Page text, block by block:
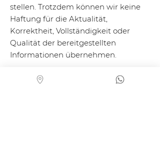
stellen. Trotzdem können wir keine
Haftung für die Aktualität,
Korrektheit, Vollständigkeit oder
Qualität der bereitgestellten
Informationen übernehmen.
Wir behalten uns das Recht vor, ohne